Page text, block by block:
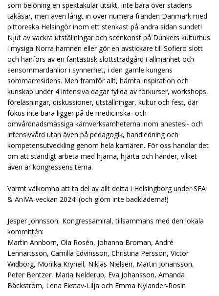
som belöning en spektakulär utsikt, inte bara över stadens
takåsar, men även långt in över numera fränden Danmark med
pittoreska Helsingör inom ett stenkast på andra sidan sundet!
Njut av vackra utställningar och scenkonst på Dunkers kulturhus
i mysiga Norra hamnen eller gör en avstickare till Sofiero slott
och hänförs av en fantastisk slottsträdgård i allmänhet och
sensommardahlior i synnerhet, i den gamle kungens
sommarresidens. Men framför allt, hämta inspiration och
kunskap under 4 intensiva dagar fyllda av förkurser, workshops,
föreläsningar, diskussioner, utställningar, kultur och fest, där
fokus inte bara ligger på de medicinska- och
omvårdnadsmässiga kärnverksamheterna inom anestesi- och
intensivvård utan även på pedagogik, handledning och
kompetensutveckling genom hela karriären. För oss handlar det
om att ständigt arbeta med hjärna, hjärta och händer, vilket
även är kongressens tema.
Varmt välkomna att ta del av allt detta i Helsingborg under SFAI
& AnIVA-veckan 2024! (och glöm inte badkläderna!)
Jesper Johnsson, Kongressamiral, tillsammans med den lokala
kommittén:
Martin Annborn, Ola Rosén, Johanna Broman, André
Lennartsson, Camilla Edvinsson, Christina Persson, Victor
Widborg, Monika Krynell, Niklas Nielsen, Martin Johansson,
Peter Bentzer, Maria Nelderup, Eva Johansson, Amanda
Bäckström, Lena Ekstav-Lilja och Emma Nylander-Rosin